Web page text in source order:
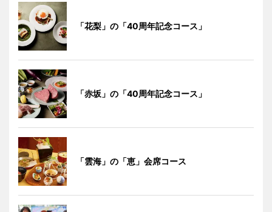
「花梨」の「40周年記念コース」
「赤坂」の「40周年記念コース」
「雲海」の「恵」会席コース